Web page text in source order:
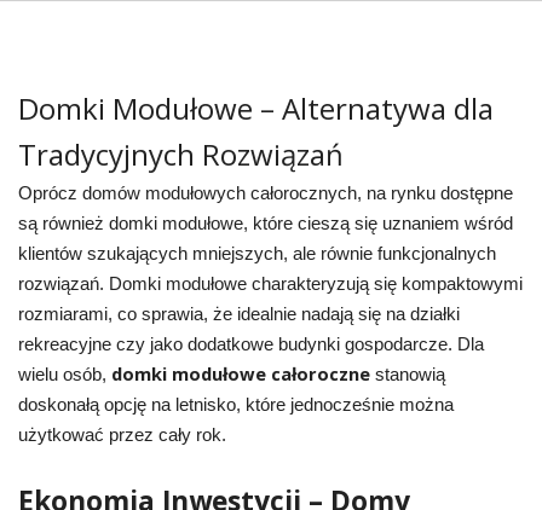
Domki Modułowe – Alternatywa dla
Tradycyjnych Rozwiązań
Oprócz domów modułowych całorocznych, na rynku dostępne
są również domki modułowe, które cieszą się uznaniem wśród
klientów szukających mniejszych, ale równie funkcjonalnych
rozwiązań. Domki modułowe charakteryzują się kompaktowymi
rozmiarami, co sprawia, że idealnie nadają się na działki
rekreacyjne czy jako dodatkowe budynki gospodarcze. Dla
wielu osób, domki modułowe całorocznestanowią
doskonałą opcję na letnisko, które jednocześnie można
użytkować przez cały rok.
Ekonomia Inwestycji – Domy